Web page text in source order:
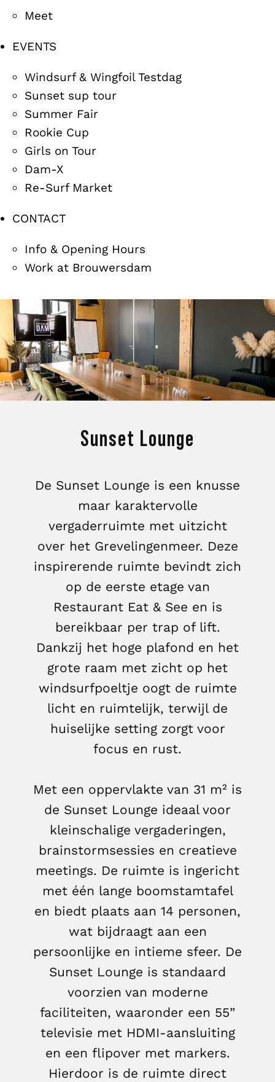
Meet
EVENTS
Windsurf & Wingfoil Testdag
Sunset sup tour
Summer Fair
Rookie Cup
Girls on Tour
Dam-X
Re-Surf Market
CONTACT
Info & Opening Hours
Work at Brouwersdam
Sunset Lounge
De Sunset Lounge is een knusse
maar karaktervolle
vergaderruimte met uitzicht
over het Grevelingenmeer. Deze
inspirerende ruimte bevindt zich
op de eerste etage van
Restaurant Eat & See en is
bereikbaar per trap of lift.
Dankzij het hoge plafond en het
grote raam met zicht op het
windsurfpoeltje oogt de ruimte
licht en ruimtelijk, terwijl de
huiselijke setting zorgt voor
focus en rust.
Met een oppervlakte van 31 m² is
de Sunset Lounge ideaal voor
kleinschalige vergaderingen,
brainstormsessies en creatieve
meetings. De ruimte is ingericht
met één lange boomstamtafel
en biedt plaats aan 14 personen,
wat bijdraagt aan een
persoonlijke en intieme sfeer. De
Sunset Lounge is standaard
voorzien van moderne
faciliteiten, waaronder een 55”
televisie met HDMI-aansluiting
en een flipover met markers.
Hierdoor is de ruimte direct